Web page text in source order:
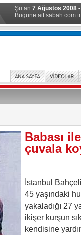
Şu an 7 Ağustos 2008
Bugüne ait
Babası
çuvala
İstanbul
45 yaşındaki
yakaladığı 27
ikişer kurşun
kendisine